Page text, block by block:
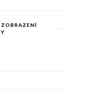
ZOBRAZENÍ